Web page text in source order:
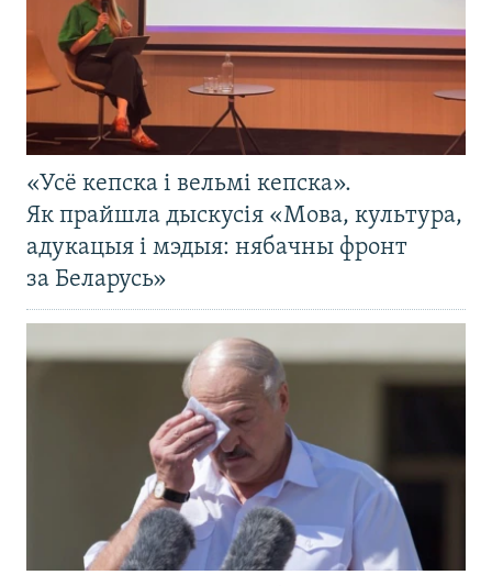
«Усё кепска і вельмі кепска».
Як прайшла дыскусія «Мова, культура,
адукацыя і мэдыя: нябачны фронт
за Беларусь»